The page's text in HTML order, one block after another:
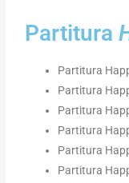
Partitura
Partitura
Partitura
Partitura
Partitura
Partitura
Partitura